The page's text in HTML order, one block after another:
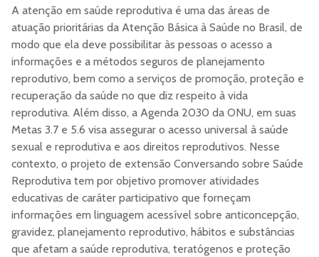
A atenção em saúde reprodutiva é uma das áreas de
atuação prioritárias da Atenção Básica à Saúde no Brasil, de
modo que ela deve possibilitar às pessoas o acesso a
informações e a métodos seguros de planejamento
reprodutivo, bem como a serviços de promoção, proteção e
recuperação da saúde no que diz respeito à vida
reprodutiva. Além disso, a Agenda 2030 da ONU, em suas
Metas 3.7 e 5.6 visa assegurar o acesso universal à saúde
sexual e reprodutiva e aos direitos reprodutivos. Nesse
contexto, o projeto de extensão Conversando sobre Saúde
Reprodutiva tem por objetivo promover atividades
educativas de caráter participativo que forneçam
informações em linguagem acessível sobre anticoncepção,
gravidez, planejamento reprodutivo, hábitos e substâncias
que afetam a saúde reprodutiva, teratógenos e proteção